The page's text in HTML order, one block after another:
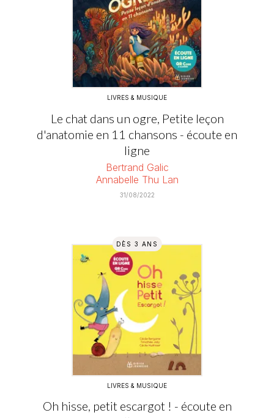
LIVRES & MUSIQUE
Le chat dans un ogre, Petite leçon
d'anatomie en 11 chansons - écoute en
ligne
Bertrand Galic
Annabelle Thu Lan
31/08/2022
DÈS 3 ANS
LIVRES & MUSIQUE
Oh hisse, petit escargot ! - écoute en